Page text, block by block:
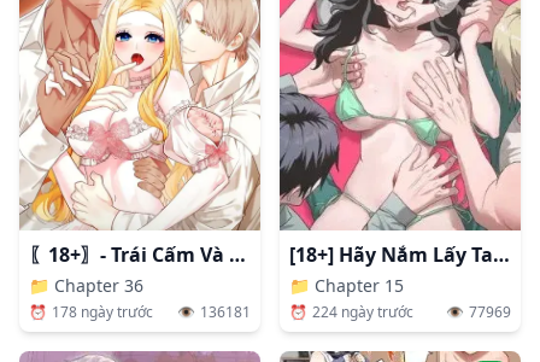
〖18+〗- Trái Cấm Và Tội Lỗi
📁 Chapter 36
⏰ 178 ngày trước 👁️ 136181
[18+] Hãy Nắm Lấy Tay Tôi
📁 Chapter 15
⏰ 224 ngày trước 👁️ 77969